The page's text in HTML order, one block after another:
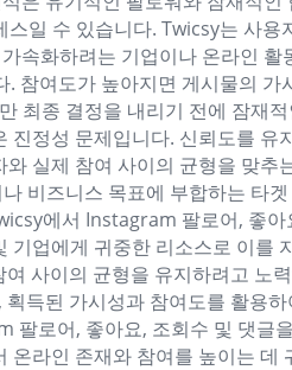
일 수 있습니다. Twicsy는 사용
속화하려는 기업이나 온라인 활
참여도가 높아지면 게시물의 가
최종 결정을 내리기 전에 잠재
정성 문제입니다. 신뢰도를 유
실제 참여 사이의 균형을 맞추
비즈니스 목표에 부합하는 타
에서 Instagram 팔로어, 좋
업에게 귀중한 리소스로 이를
사이의 균형을 유지하려고 노
득된 가시성과 참여도를 활용
로어, 좋아요, 조회수 및 댓글
라인 존재와 참여를 높이는 데